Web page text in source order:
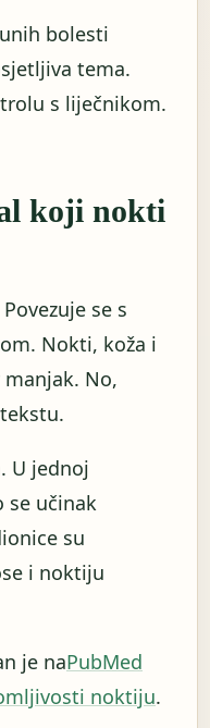
bolesti
tema.
s liječnikom.
koji nokti
se s
Nokti, koža i
manjak. No,
U jednoj
učinak
su
i noktiju
je naPubMed
noktiju.